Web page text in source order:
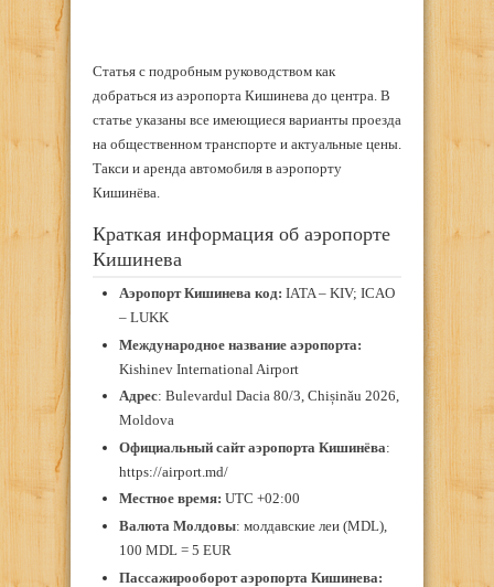
Статья с подробным руководством как
добраться из аэропорта Кишинева до центра. В
статье указаны все имеющиеся варианты проезда
на общественном транспорте и актуальные цены.
Такси и аренда автомобиля в аэропорту
Кишинёва.
Краткая информация об аэропорте
Кишинева
Аэропорт Кишинева код: IATA – KIV; ICAO
– LUKK
Международное название аэропорта:
Kishinev International Airport
Адрес: Bulevardul Dacia 80/3, Chișinău 2026,
Moldova
Официальный сайт аэропорта Кишинёва:
https://airport.md/
Местное время: UTC +02:00
Валюта Молдовы: молдавские леи (MDL),
100 MDL = 5 EUR
Пассажирооборот аэропорта Кишинева: